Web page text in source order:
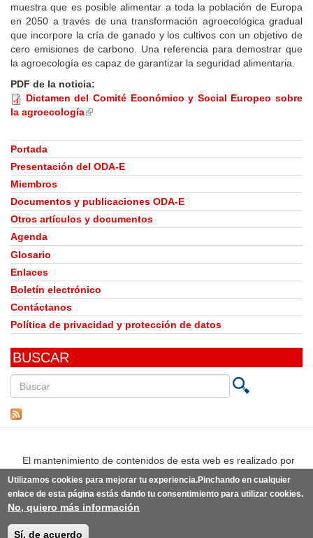
muestra que es posible alimentar a toda la población de Europa
en 2050 a través de una transformación agroecológica gradual
que incorpore la cría de ganado y los cultivos con un objetivo de
cero emisiones de carbono. Una referencia para demostrar que
la agroecología es capaz de garantizar la seguridad alimentaria.
PDF de la noticia:
Dictamen del Comité Económico y Social Europeo sobre
la agroecología(link
external)
Portada
Presentación del ODA-E
Miembros
Documentos y publicaciones ODA-E
Otros artículos y documentos
Agenda
Glosario
Enlaces
Boletín electrónico
Contáctanos
Política de privacidad y protección de datos
BUSCAR
en
El mantenimiento de contenidos de esta web es realizado por
idea original de knoWare y diseño original de
Utilizamos cookies para mejorar tu experiencia.Pinchando en cualquier
enlace de esta página estás dando tu consentimiento para utilizar cookies.
No, quiero más información
Sí, de acuerdo